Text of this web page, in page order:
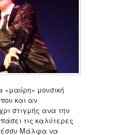
«μαύρη» μουσική
και αν
στιγμής ανα την
τις καλύτερες
Μάλφα να